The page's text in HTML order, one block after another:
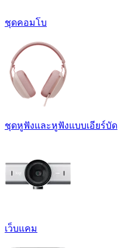
ชุดคอมโบ
ชุดหูฟังและหูฟังแบบเอียร์บัด
เว็บแคม